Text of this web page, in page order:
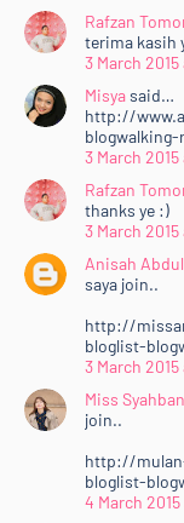
Rafzan
terima kasih
3 March
Misyasaid…
http://
3 March 2015
Rafzan
thanks ye :)
3 March 2015
Anisah
saya join..
http://
bloglist-
3 March 2015
Miss
join..
http://
bloglist-
4 March